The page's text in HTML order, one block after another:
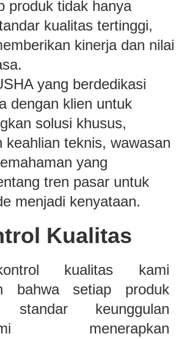
produk tidak hanya
kualitas tertinggi,
kinerja dan nilai
yang berdedikasi
dengan klien untuk
solusi khusus,
keahlian teknis, wawasan
yang
tren pasar untuk
menjadi kenyataan.
Kualitas
kualitas kami
bahwa setiap produk
standar keunggulan
menerapkan